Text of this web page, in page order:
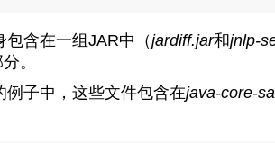
包含在一组JAR中（jardiff.jar和jnlp-
。
例子中，这些文件包含在java-core-